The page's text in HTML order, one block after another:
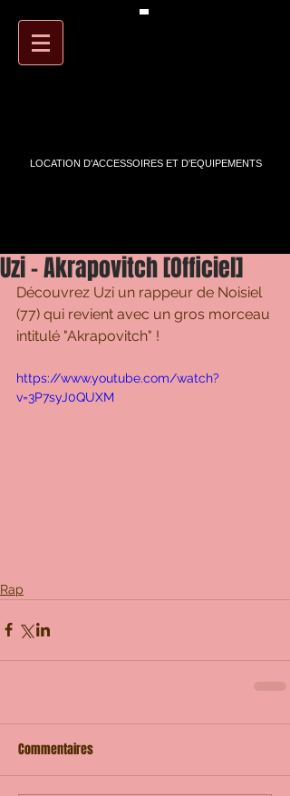
LOCATION D'ACCESSOIRES ET D'EQUIPEMENTS
Uzi - Akrapovitch [Officiel]
Découvrez Uzi un rappeur de Noisiel
(77) qui revient avec un gros morceau
intitulé "Akrapovitch" !
https://www.youtube.com/watch?
v=3P7syJ0QUXM
Rap
Commentaires